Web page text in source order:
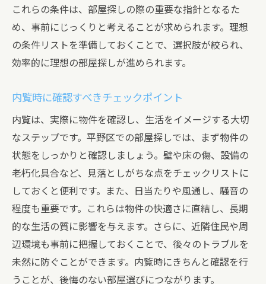
これらの条件は、部屋探しの際の重要な指針となるた
め、事前にじっくりと考えることが求められます。理想
の条件リストを準備しておくことで、選択肢が絞られ、
効率的に理想の部屋探しが進められます。
内覧時に確認すべきチェックポイント
内覧は、実際に物件を確認し、生活をイメージする大切
なステップです。平野区での部屋探しでは、まず物件の
状態をしっかりと確認しましょう。壁や床の傷、設備の
老朽化具合など、見落としがちな点をチェックリストに
しておくと便利です。また、日当たりや風通し、騒音の
程度も重要です。これらは物件の快適さに直結し、長期
的な生活の質に影響を与えます。さらに、近隣住民や周
辺環境も事前に把握しておくことで、後々のトラブルを
未然に防ぐことができます。内覧時にきちんと確認を行
うことが、後悔のない部屋選びにつながります。